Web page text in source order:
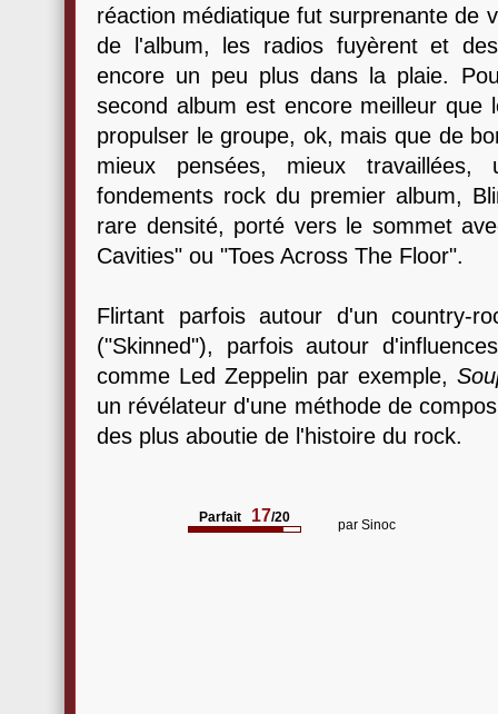
réaction médiatique fut surprenante de
de l'album, les radios fuyèrent et
encore un peu plus dans la plaie.
second album est encore meilleur que
propulser le groupe, ok, mais que de
mieux pensées, mieux
fondements rock du premier album,
rare densité, porté vers le sommet
Cavities" ou "Toes Across The Floor".
Flirtant parfois autour d'un country-
("Skinned"), parfois autour
comme Led Zeppelin par exemple,
un révélateur d'une méthode de
des plus aboutie de l'histoire du rock.
Parfait 17/20 par Sinoc